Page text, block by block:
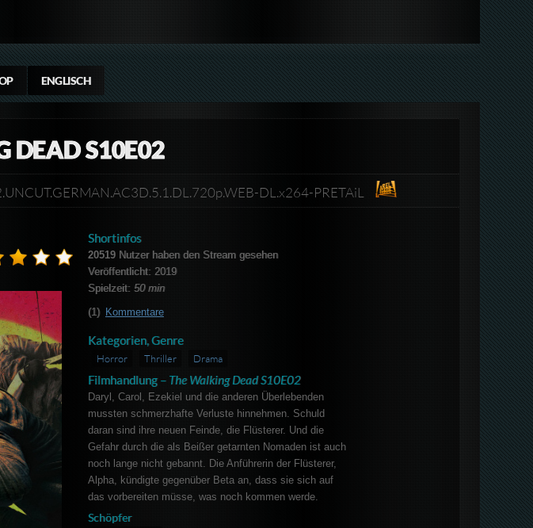
ENGLISCH
DEAD S10E02
DL.x264-PRETAiL
Shortinfos
20519Nutzer haben den Stream gesehen
Veröffentlicht: 2019
Spielzeit: 50 min
(1) Kommentare
Kategorien, Genre
Horror Thriller Drama
Filmhandlung – The Walking Dead S10E02
Daryl, Carol, Ezekiel und die anderen Überlebenden
mussten schmerzhafte Verluste hinnehmen. Schuld
daran sind ihre neuen Feinde, die Flüsterer. Und die
Gefahr durch die als Beißer getarnten Nomaden ist auch
noch lange nicht gebannt. Die Anführerin der Flüsterer,
Alpha, kündigte gegenüber Beta an, dass sie sich auf
das vorbereiten müsse, was noch kommen werde.
Schöpfer